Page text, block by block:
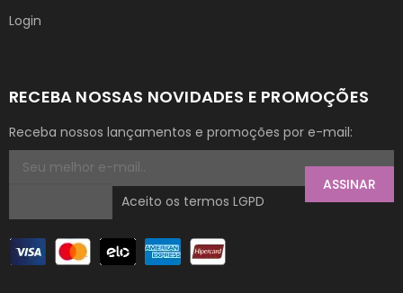
Login
RECEBA NOSSAS NOVIDADES E PROMOÇÕES
Receba nossos lançamentos e promoções por e-mail:
ASSINAR
Aceito os termos LGPD